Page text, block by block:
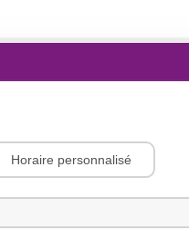
Horaire personnalisé